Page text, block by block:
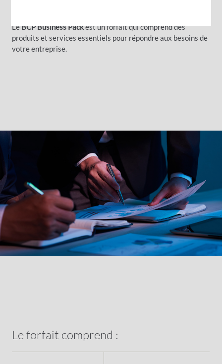
LeBCP Business Packest un forfait qui comprend des
produits et services essentiels pour répondre aux besoins de
votre entreprise.
Le forfait comprend :